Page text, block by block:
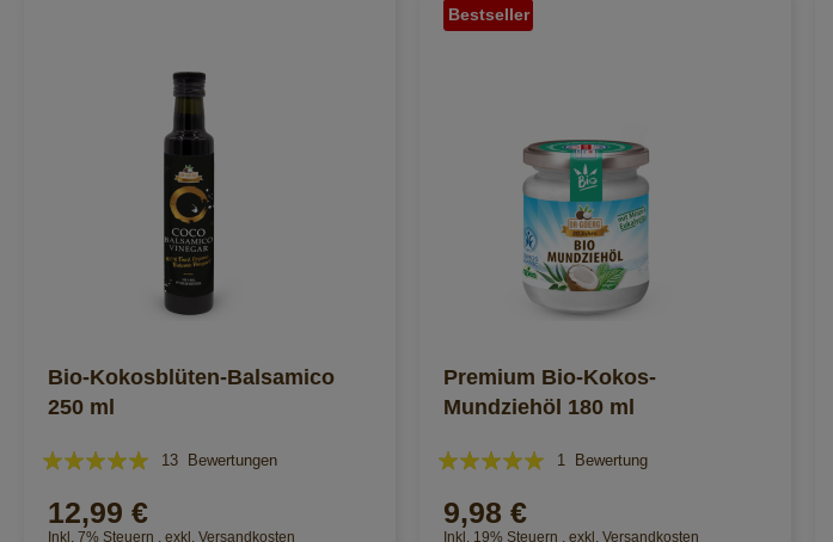
Bio-Kokosblüten-Balsamico
250 ml
Bewertung:
13 Bewertungen
12,99 €
Inkl. 7% Steuern exkl. Versandkosten
Bestseller
Premium Bio-Kokos-
Mundziehöl 180 ml
Bewertung:
1 Bewertung
9,98 €
Inkl. 19% Steuern exkl. Versandkosten